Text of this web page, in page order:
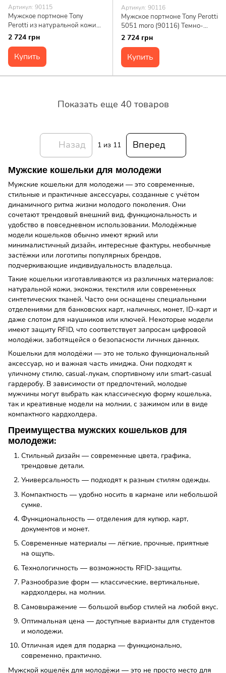
Артикул: 90115
Мужское портмоне Tony
Perotti из натуральной кожи
Cortina 5051 nero (90115)
2 724 грн
Купить
Артикул: 90116
Мужское портмоне Tony Perotti
5051 moro (90116) Темно-
коричневое
2 724 грн
Купить
Показать еще 40 товаров
Назад 1 из 11 Вперед
Мужские кошельки для молодежи
Мужские кошельки для молодежи — это современные,
стильные и практичные аксессуары, созданные с учётом
динамичного ритма жизни молодого поколения. Они
сочетают трендовый внешний вид, функциональность и
удобство в повседневном использовании. Молодёжные
модели кошельков обычно имеют яркий или
минималистичный дизайн, интересные фактуры, необычные
застёжки или логотипы популярных брендов,
подчеркивающие индивидуальность владельца.
Такие кошельки изготавливаются из различных материалов:
натуральной кожи, экокожи, текстиля или современных
синтетических тканей. Часто они оснащены специальными
отделениями для банковских карт, наличных, монет, ID-карт и
даже слотом для наушников или ключей. Некоторые модели
имеют защиту RFID, что соответствует запросам цифровой
молодёжи, заботящейся о безопасности личных данных.
Кошельки для молодёжи — это не только функциональный
аксессуар, но и важная часть имиджа. Они подходят к
уличному стилю, casual-лукам, спортивному или smart-casual
гардеробу. В зависимости от предпочтений, молодые
мужчины могут выбрать как классическую форму кошелька,
так и креативные модели на молнии, с зажимом или в виде
компактного кардхолдера.
Преимущества мужских кошельков для
молодежи:
Стильный дизайн — современные цвета, графика,
трендовые детали.
Универсальность — подходят к разным стилям одежды.
Компактность — удобно носить в кармане или небольшой
сумке.
Функциональность — отделения для купюр, карт,
документов и монет.
Современные материалы — лёгкие, прочные, приятные
на ощупь.
Технологичность — возможность RFID-защиты.
Разнообразие форм — классические, вертикальные,
кардхолдеры, на молнии.
Самовыражение — большой выбор стилей на любой вкус.
Оптимальная цена — доступные варианты для студентов
и молодежи.
Отличная идея для подарка — функционально,
современно, практично.
Мужской кошелёк для молодёжи — это не просто место для